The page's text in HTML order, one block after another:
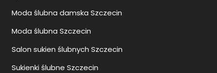
Moda ślubna damska Szczecin
Moda ślubna Szczecin
Salon sukien ślubnych Szczecin
Sukienki ślubne Szczecin